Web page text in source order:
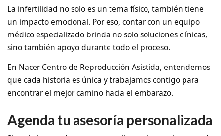
La infertilidad no solo es un tema físico, también tiene
un impacto emocional. Por eso, contar con un equipo
médico especializado brinda no solo soluciones clínicas,
sino también apoyo durante todo el proceso.
En Nacer Centro de Reproducción Asistida, entendemos
que cada historia es única y trabajamos contigo para
encontrar el mejor camino hacia el embarazo.
Agenda tu asesoría personalizada